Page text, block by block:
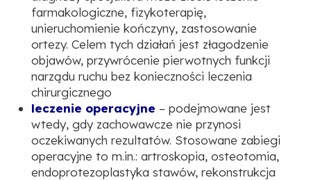
farmakologiczne, fizykoterapię,
unieruchomienie kończyny, zastosowanie
ortezy. Celem tych działań jest złagodzenie
objawów, przywrócenie pierwotnych funkcji
narządu ruchu bez konieczności leczenia
chirurgicznego
leczenie operacyjne – podejmowane jest
wtedy, gdy zachowawcze nie przynosi
oczekiwanych rezultatów. Stosowane zabiegi
operacyjne to m.in.: artroskopia, osteotomia,
endoprotezoplastyka stawów, rekonstrukcja